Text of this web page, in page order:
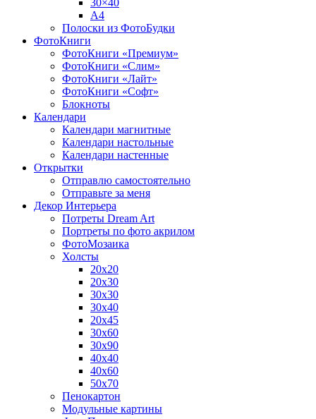
A4
Полоски из ФотоБудки
ФотоКниги
ФотоКниги «Премиум»
ФотоКниги «Слим»
ФотоКниги «Лайт»
ФотоКниги «Софт»
Блокноты
Календари
Календари магнитные
Календари настольные
Календари настенные
Открытки
Отправлю самостоятельно
Отправьте за меня
Декор Интерьера
Потреты Dream Art
Портреты по фото акрилом
ФотоМозаика
Холсты
20х20
20х30
30х30
30х40
20х45
30х60
30х90
40х40
40х60
50х70
Пенокартон
Модульные картины